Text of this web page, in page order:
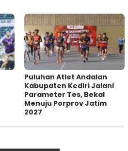
Puluhan Atlet Andalan
Kabupaten Kediri Jalani
Parameter Tes, Bekal
Menuju Porprov Jatim
2027